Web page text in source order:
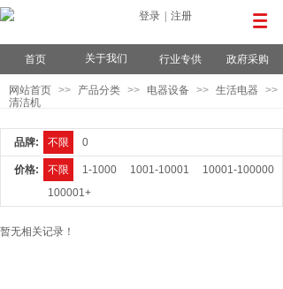
登录 注册
首页 关于我们 行业专供 政府采购
网站首页 >> 产品分类 >> 电器设备 >> 生活电器
>>
清洁机
品牌: 不限 0
价格: 不限 1-1000 1001-10001
10001-100000
100001+
暂无相关记录！